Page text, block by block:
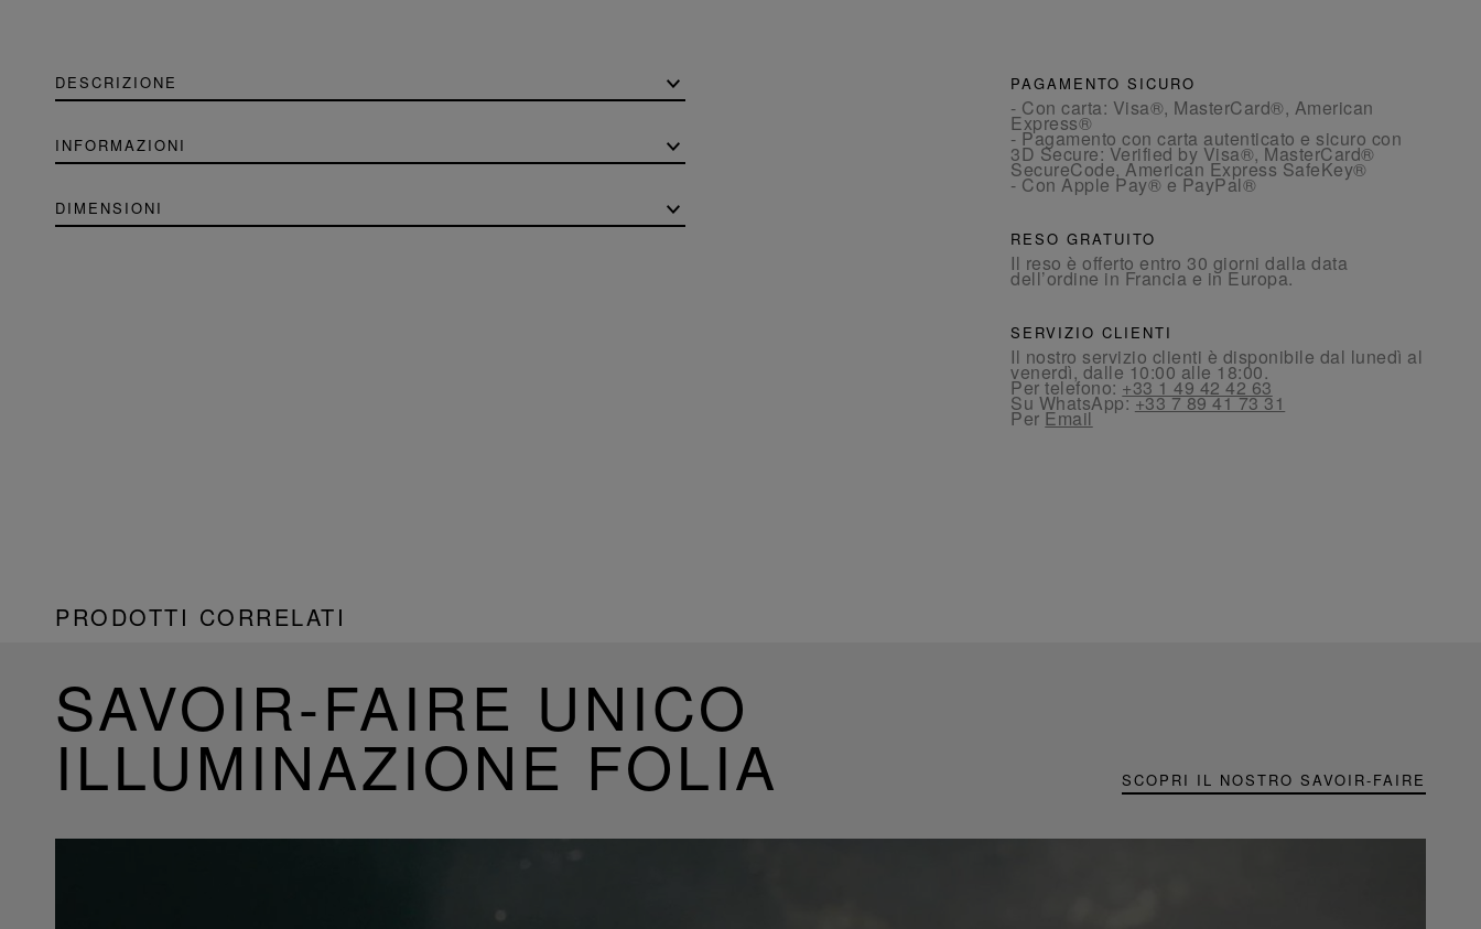
DESCRIZIONE
INFORMAZIONI
DIMENSIONI
PAGAMENTO SICURO
- Con carta: Visa®, MasterCard®, American
Express®
- Pagamento con carta autenticato e sicuro con
3D Secure: Verified by Visa®, MasterCard®
SecureCode, American Express SafeKey®
- Con Apple Pay® e PayPal®
RESO GRATUITO
Il reso è offerto entro 30 giorni dalla data
dell’ordine in Francia e in Europa.
SERVIZIO CLIENTI
Il nostro servizio clienti è disponibile dal lunedì al
venerdì, dalle 10:00 alle 18:00.
Per telefono:+33 1 49 42 42 63
Su WhatsApp:+33 7 89 41 73 31
PerEmail
PRODOTTI CORRELATI
SAVOIR-FAIRE UNICO
ILLUMINAZIONE FOLIA SCOPRI IL NOSTRO SAVOIR-FAIRE